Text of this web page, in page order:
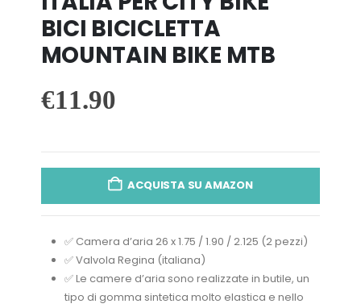
BICI BICICLETTA
MOUNTAIN BIKE MTB
€11.90
ACQUISTA SU AMAZON
✅ Camera d’aria 26 x 1.75 / 1.90 / 2.125 (2 pezzi)
✅ Valvola Regina (italiana)
✅ Le camere d’aria sono realizzate in butile, un
tipo di gomma sintetica molto elastica e nello